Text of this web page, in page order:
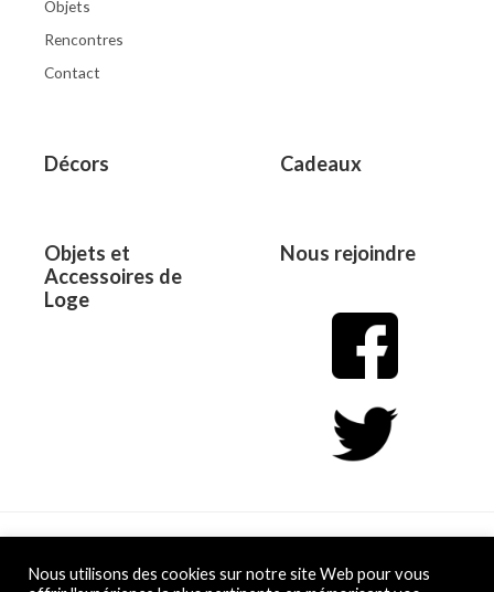
Objets
Rencontres
Contact
Décors Cadeaux
Objets et
Accessoires de
Loge
Nous rejoindre
Copyright © 2026 L&D
Nous utilisons des cookies sur notre site Web pour vous